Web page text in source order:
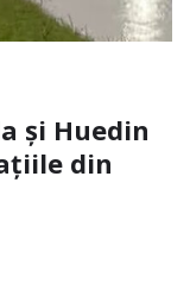
și Huedin
din